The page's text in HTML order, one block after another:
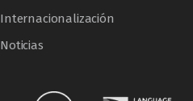
Internacionalización
Noticias